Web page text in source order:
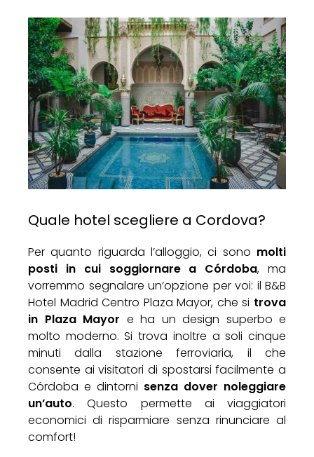
Quale hotel scegliere a Cordova?
Per quanto riguarda l’alloggio, ci sono molti
posti in cui soggiornare a Córdoba, ma
vorremmo segnalare un’opzione per voi: il B&B
Hotel Madrid Centro Plaza Mayor, che si trova
in Plaza Mayor e ha un design superbo e
molto moderno. Si trova inoltre a soli cinque
minuti dalla stazione ferroviaria, il che
consente ai visitatori di spostarsi facilmente a
Córdoba e dintorni senza dover noleggiare
un’auto. Questo permette ai viaggiatori
economici di risparmiare senza rinunciare al
comfort!